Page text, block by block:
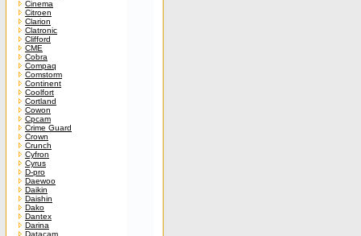
Cinema
Citroen
Clarion
Clatronic
Clifford
CME
Cobra
Compaq
Comstorm
Continent
Coolfort
Cortland
Cowon
Cpcam
Crime Guard
Crown
Crunch
Cyfron
Cyrus
D-pro
Daewoo
Daikin
Daishin
Dako
Dantex
Darina
Datacam